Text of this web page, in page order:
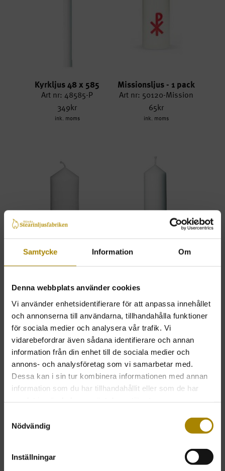
Samtycke Information Om
Denna webbplats använder cookies
Vi använder enhetsidentifierare för att anpassa innehållet
och annonserna till användarna, tillhandahålla funktioner
för sociala medier och analysera vår trafik. Vi
vidarebefordrar även sådana identifierare och annan
information från din enhet till de sociala medier och
annons- och analysföretag som vi samarbetar med.
Dessa kan i sin tur kombinera informationen med annan
information som du har tillhandahållit eller som de har
Nödvändig
Inställningar
Kyrkljus 48 x 585
Art nr: 48585-P
349kr
ink. moms
Missionsljus - 1 pack
Art nr: 50120-Mission
65kr
ink. moms
Blockljus 50 x 150
Art nr: 50150-P
65kr
ink. moms
Blockljus 50 x 200
Art nr: 50200-P
74kr
ink. moms